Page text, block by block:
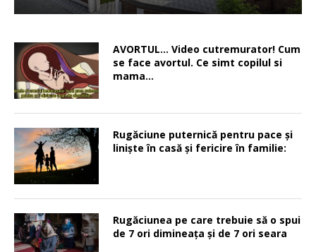
AVORTUL… Video cutremurator! Cum
se face avortul. Ce simt copilul si
mama…
Rugăciune puternică pentru pace şi
linişte în casă şi fericire în familie:
Rugăciunea pe care trebuie să o spui
de 7 ori dimineața și de 7 ori seara